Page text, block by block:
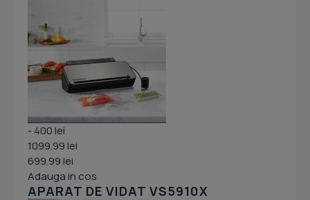
- 400 lei
1099.99 lei
699.99 lei
Adauga in cos
APARAT DE VIDAT VS5910X